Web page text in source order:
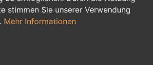
stimmen Sie unserer Verwendung
Mehr Informationen
und Nebenjobs
Studium, duale Ausbildung